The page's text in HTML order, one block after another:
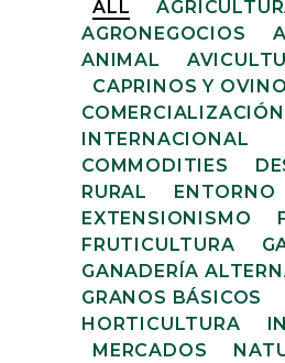
ALL
AGRONEGOCIOS
ANIMAL
CAPRINOS Y
COMERCIALIZACIÓN
INTERNACIONAL
COMMODITIES
RURAL
ENTORNO
EXTENSIONISMO
FRUTICULTURA
GANADERÍA
GRANOS BÁSICOS
HORTICULTURA
MERCADOS